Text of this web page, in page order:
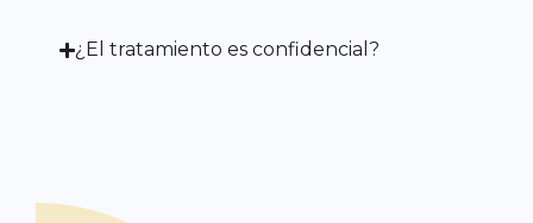
¿El tratamiento es confidencial?